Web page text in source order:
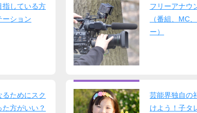
指している方
ーション
フリーアナウ
（番組、MC
ー）
るためにスク
方がいい？
芸能界独自の
けよう！子タ